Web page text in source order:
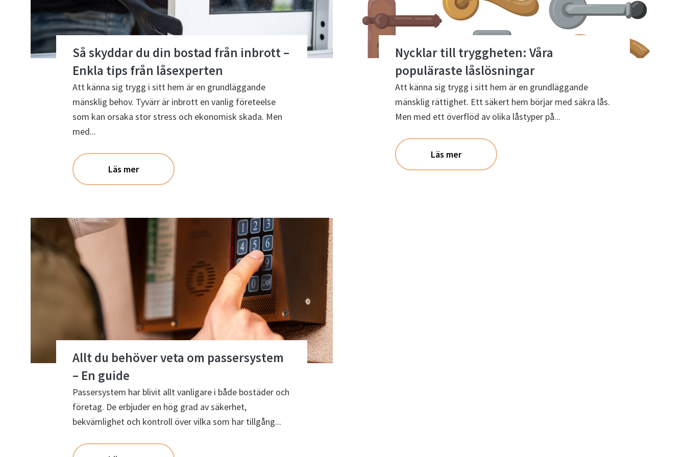
Så skyddar du din bostad från inbrott –
Enkla tips från låsexperten
Att känna sig trygg i sitt hem är en grundläggande
mänsklig behov. Tyvärr är inbrott en vanlig företeelse
som kan orsaka stor stress och ekonomisk skada. Men
med...
Läs mer
Nycklar till tryggheten: Våra
populäraste låslösningar
Att känna sig trygg i sitt hem är en grundläggande
mänsklig rättighet. Ett säkert hem börjar med säkra lås.
Men med ett överflöd av olika låstyper på...
Läs mer
Allt du behöver veta om passersystem
– En guide
Passersystem har blivit allt vanligare i både bostäder och
företag. De erbjuder en hög grad av säkerhet,
bekvämlighet och kontroll över vilka som har tillgång...